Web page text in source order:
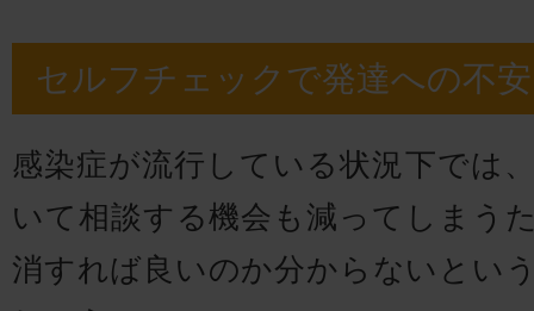
セルフチェックで発達への不
感染症が流行している状況下では
いて相談する機会も減ってしまう
消すれば良いのか分からないとい